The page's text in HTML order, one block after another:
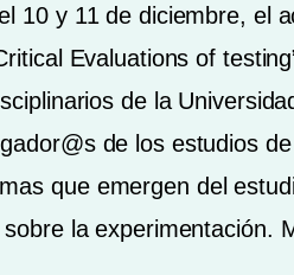
10 y 11 de diciembre, el
Evaluations of
de la
de los estudios
que emergen del
la experimentación.